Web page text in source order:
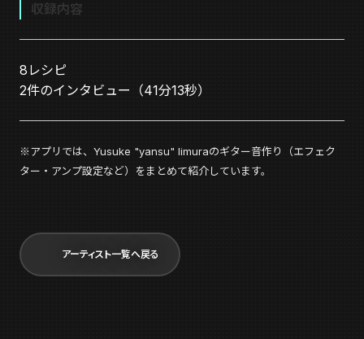
収録内容
8レシピ
2件のインタビュー（41分13秒）
※アプリでは、Yusuke "yansu" limuraのギター音作り（エフェク
ター・アンプ設定など）をまとめて紹介しています。
アーティスト一覧へ戻る